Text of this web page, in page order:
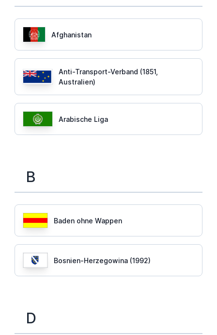
Afghanistan
Anti-Transport-Verband (1851,
Australien)
Arabische Liga
B
Baden ohne Wappen
Bosnien-Herzegowina (1992)
D